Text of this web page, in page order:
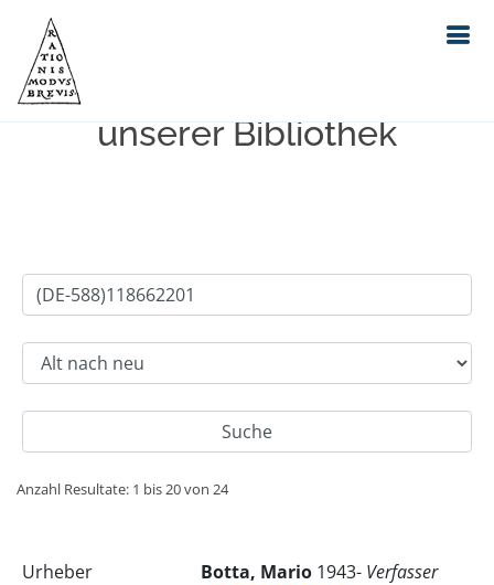
Einfache Suche im Bestand
unserer Bibliothek
Anzahl Resultate: 1 bis 20 von 24
Urheber Botta, Mario 1943- Verfasser